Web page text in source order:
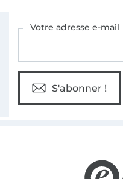
Votre adresse e-mail
S'abonner !